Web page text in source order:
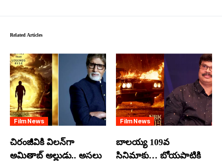
Related Articles
Film News
చిరంజీవికి విలన్‌గా
అమితాబ్ అల్లుడు.. అసలు
Film News
బాలయ్య 109వ
సినిమాకు… బోయపాటికి